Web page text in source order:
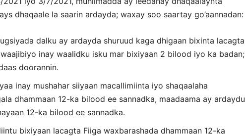
dhaqaale la saarin ardayda; waxay soo saartay go’aannadan:
dalku ay ardayda shuruud kaga dhigaan bixinta lacagta
inay waalidku isku mar bixiyaan 2 bilood iyo ka badan;
doorannin.
inay mushahar siiyaan macallimiinta iyo shaqaalaha
dhammaan 12-ka bilood ee sannadka, maadaama ay ardaydu
12-ka bilood ee sannadka.
bixiyaan lacagta Fiiga waxbarashada dhammaan 12-ka